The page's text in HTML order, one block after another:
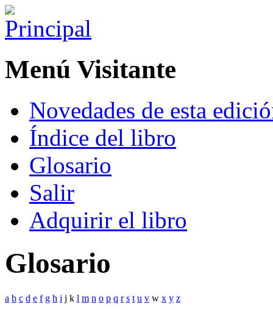
Menú Visitante
Novedades de esta
Índice del libro
Glosario
Salir
Adquirir el libro
Glosario
a b c d e f g h i j k l m n o p q r s t u v w x y z